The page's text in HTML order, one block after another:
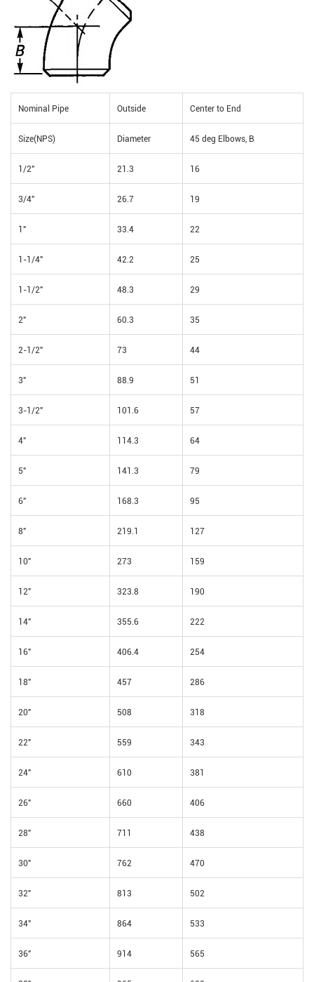
Nominal Pipe Outside Center to End
Size(NPS) Diameter 45 deg Elbows, B
1/2" 21.3 16
3/4" 26.7 19
1" 33.4 22
1-1/4" 42.2 25
1-1/2" 48.3 29
2" 60.3 35
2-1/2" 73 44
3" 88.9 51
3-1/2" 101.6 57
4" 114.3 64
5" 141.3 79
6" 168.3 95
8" 219.1 127
10" 273 159
12" 323.8 190
14" 355.6 222
16" 406.4 254
18" 457 286
20" 508 318
22" 559 343
24" 610 381
26" 660 406
28" 711 438
30" 762 470
32" 813 502
34" 864 533
36" 914 565